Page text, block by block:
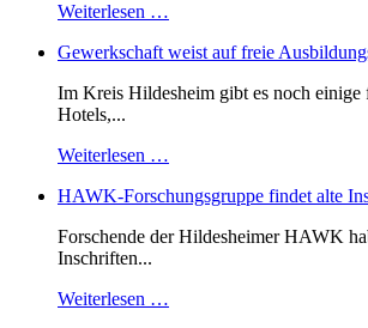
Weiterlesen …
Gewerkschaft weist auf freie
Im Kreis Hildesheim gibt es noch einige
Hotels,...
Weiterlesen …
HAWK-Forschungsgruppe findet alte
Forschende der Hildesheimer HAWK
Inschriften...
Weiterlesen …